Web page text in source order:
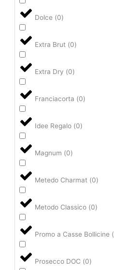
Dolce (0)
Extra Brut (0)
Extra Dry (0)
Franciacorta (0)
Idee Regalo (0)
Magnum (0)
Metedo Charmat (0)
Metodo Classico (0)
Promo a Casse Bollicine (
Prosecco DOC (0)